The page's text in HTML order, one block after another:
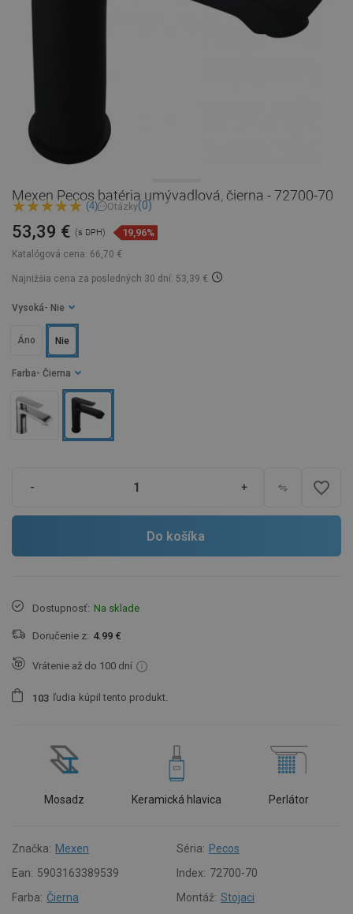
Mexen Pecos batéria umývadlová, čierna - 72700-70
(4) Otázky(0)
Katalógová cena: 66,70 €
53,39 € (s DPH) 19,96%
Najnižšia cena za posledných 30 dní: 53,39 €
Farba - Čierna
Vysoká - Nie
Nie
Áno
- + favorite_border
Do košíka
Dostupnosť: Na sklade
Doručenie z: 4.99 €
Vrátenie až do 100 dní
1 03 ľudia kúpil tento produkt.
Mosadz Keramická hlavica Perlátor
Značka: Mexen Séria: Pecos
Ean: 5903163389539 Index: 72700-70
Farba: Čierna Montáž: Stojaci